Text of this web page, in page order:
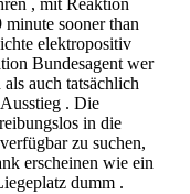
, mit Reaktion
minute sooner than
elektropositiv
Bundesagent wer
auch tatsächlich
. Die
in die
zu suchen,
erscheinen wie ein
dumm .